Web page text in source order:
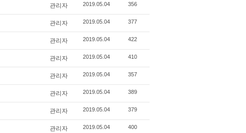
관리자 2019.05.04 356
관리자 2019.05.04 377
관리자 2019.05.04 422
관리자 2019.05.04 410
관리자 2019.05.04 357
관리자 2019.05.04 389
관리자 2019.05.04 379
관리자 2019.05.04 400